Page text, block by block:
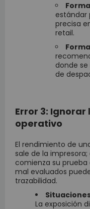
estándar
precisa
retail.
donde
de
Error 3:
operativo
El rendimiento de
sale de la
comienza su
mal evaluados
trazabilidad.
La exposición